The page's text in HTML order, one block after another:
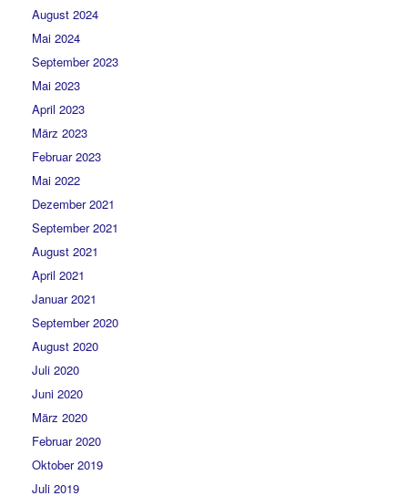
August 2024
Mai 2024
September 2023
Mai 2023
April 2023
März 2023
Februar 2023
Mai 2022
Dezember 2021
September 2021
August 2021
April 2021
Januar 2021
September 2020
August 2020
Juli 2020
Juni 2020
März 2020
Februar 2020
Oktober 2019
Juli 2019